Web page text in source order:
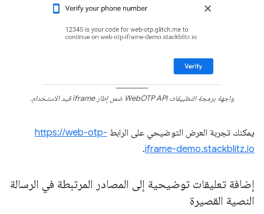
واجهة برمجة التطبيقات WebOTP API ضمن إطار iframe قيد الاستخدام.
يمكنك تجربة العرض التوضيحي على الرابط https://web-otp-
iframe-demo.stackblitz.io
.
إضافة تعليقات توضيحية إلى المصادر المرتبطة في الرسالة
النصية القصيرة